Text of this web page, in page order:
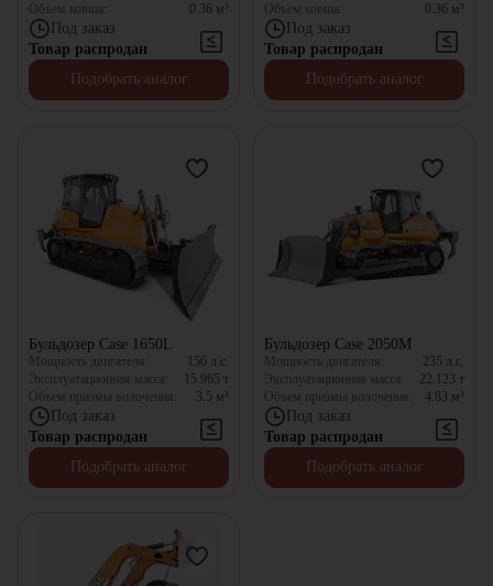
Объем ковша:
0.36 м³
Под заказ
Товар распродан
Подобрать аналог
Объем ковша:
0.36 м³
Под заказ
Товар распродан
Подобрать аналог
Бульдозер Case 1650L
Мощность двигателя: 156 л.с.
Эксплуатационная масса:
15.965 т
Объем призмы волочения:
3.5 м³
Под заказ
Товар распродан
Подобрать аналог
Бульдозер Case 2050M
Мощность двигателя: 235 л.с.
Эксплуатационная масса:
22.123 т
Объем призмы волочения:
4.83 м³
Под заказ
Товар распродан
Подобрать аналог